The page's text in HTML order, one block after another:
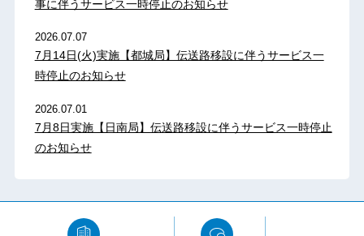
事に伴うサービス一時停止のお知らせ
2026.07.07
7月14日(火)実施【都城局】伝送路移設に伴うサービス一
時停止のお知らせ
2026.07.01
7月8日実施【日南局】伝送路移設に伴うサービス一時停止
のお知らせ